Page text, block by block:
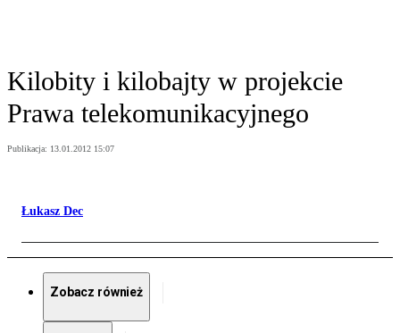
Kilobity i kilobajty w projekcie
Prawa telekomunikacyjnego
Publikacja: 13.01.2012 15:07
Łukasz Dec
Zobacz również